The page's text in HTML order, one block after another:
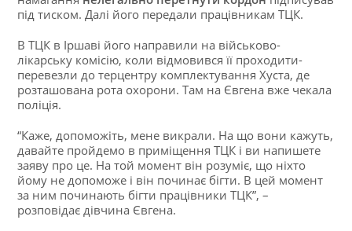
під тиском. Далі його передали працівникам ТЦК.
В ТЦК в Іршаві його направили на військово-
лікарську комісію, коли відмовився її проходити-
перевезли до терцентру комплектування Хуста, де
розташована рота охорони. Там на Євгена вже чекала
поліція.
“Каже, допоможіть, мене викрали. На що вони кажуть,
давайте пройдемо в приміщення ТЦК і ви напишете
заяву про це. На той момент він розуміє, що ніхто
йому не допоможе і він починає бігти. В цей момент
за ним починають бігти працівники ТЦК”, –
розповідає дівчина Євгена.